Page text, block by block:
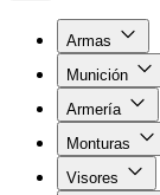
Armas
Munición
Armería
Monturas
Visores